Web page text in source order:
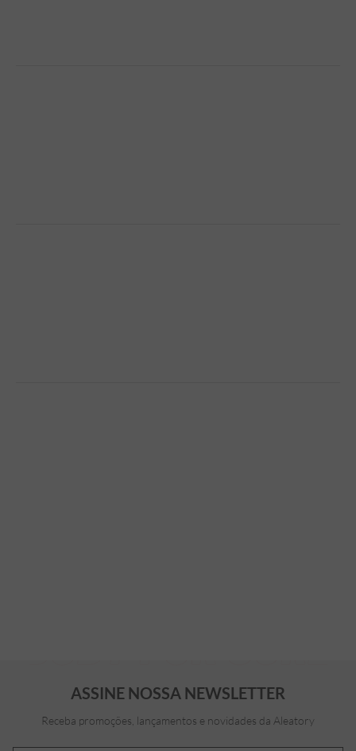
ASSINE NOSSA NEWSLETTER
Receba promoções, lançamentos e novidades da Aleatory